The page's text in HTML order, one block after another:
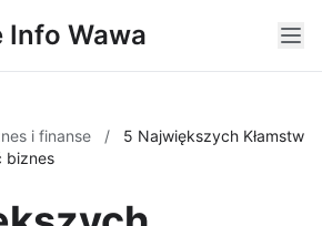
Wawa
i finanse /
5 Największych Kłamstw
biznes